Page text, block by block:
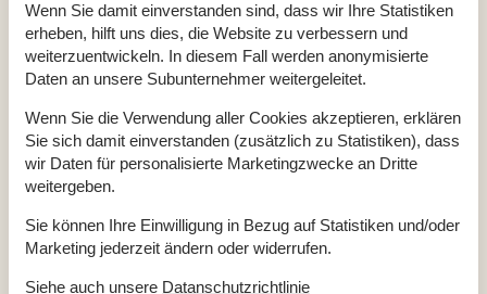
Haustiere Ja 1
Renoviert 2023
Self-Service-Check-in
Waschmaschine
Wasser inkl.
Draußen
Aufladen von Elektroautos nicht inbegriffen Im Preis
Gartenmöbel
Grill
Ladestation für Elektroauto
Naturgrundstück 1667 m²
Schaukel und Sandkasten
Wenn Sie damit einverstanden sind, dass wir Ihre Statistiken
erheben, hilft uns dies, die Website zu verbessern und
weiterzuentwickeln. In diesem Fall werden anonymisierte
Daten an unsere Subunternehmer weitergeleitet.
Wenn Sie die Verwendung aller Cookies akzeptieren, erklären
Sie sich damit einverstanden (zusätzlich zu Statistiken), dass
wir Daten für personalisierte Marketingzwecke an Dritte
weitergeben.
Sie können Ihre Einwilligung in Bezug auf Statistiken und/oder
Marketing jederzeit ändern oder widerrufen.
Siehe auch unsere Datanschutzrichtlinie